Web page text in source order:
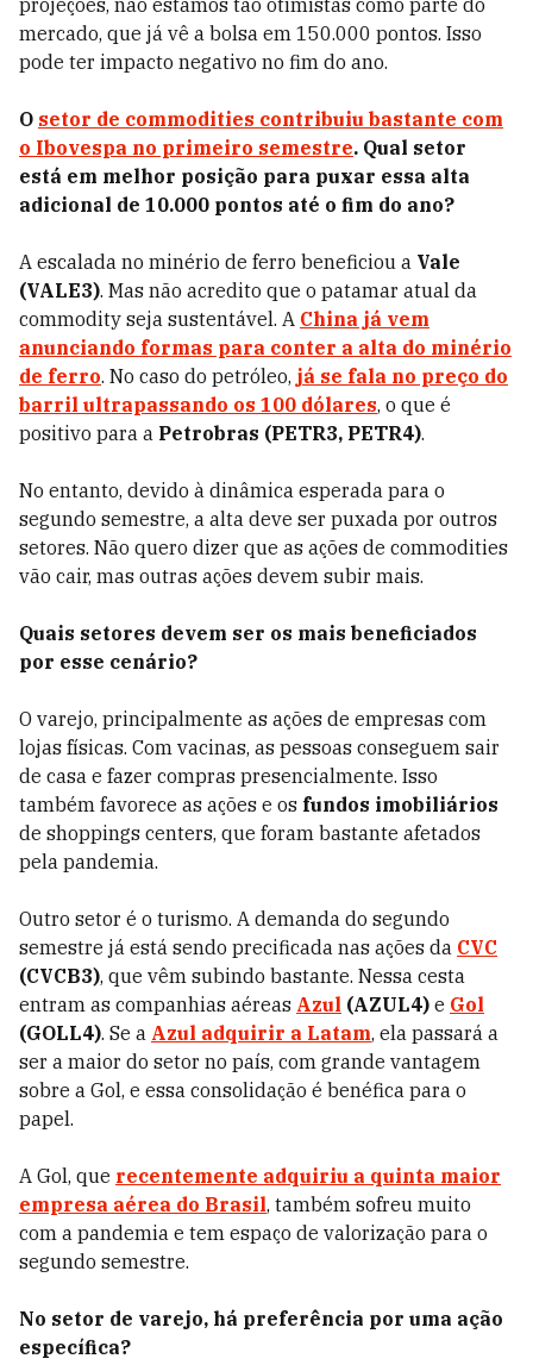
projeções, não estamos tão otimistas como parte do
mercado, que já vê a bolsa em 150.000 pontos. Isso
pode ter impacto negativo no fim do ano.
O setor de commodities contribuiu bastante com
o Ibovespa no primeiro semestre. Qual setor
está em melhor posição para puxar essa alta
adicional de 10.000 pontos até o fim do ano?
A escalada no minério de ferro beneficiou a Vale
(VALE3). Mas não acredito que o patamar atual da
commodity seja sustentável. A China já vem
anunciando formas para conter a alta do minério
de ferro. No caso do petróleo, já se fala no preço do
barril ultrapassando os 100 dólares, o que é
positivo para a Petrobras (PETR3, PETR4).
No entanto, devido à dinâmica esperada para o
segundo semestre, a alta deve ser puxada por outros
setores. Não quero dizer que as ações de commodities
vão cair, mas outras ações devem subir mais.
Quais setores devem ser os mais beneficiados
por esse cenário?
O varejo, principalmente as ações de empresas com
lojas físicas. Com vacinas, as pessoas conseguem sair
de casa e fazer compras presencialmente. Isso
também favorece as ações e os fundos imobiliários
de shoppings centers, que foram bastante afetados
pela pandemia.
Outro setor é o turismo. A demanda do segundo
semestre já está sendo precificada nas ações da CVC
(CVCB3), que vêm subindo bastante. Nessa cesta
entram as companhias aéreas Azul (AZUL4) e Gol
(GOLL4). Se a Azul adquirir a Latam, ela passará a
ser a maior do setor no país, com grande vantagem
sobre a Gol, e essa consolidação é benéfica para o
papel.
A Gol, que recentemente adquiriu a quinta maior
empresa aérea do Brasil, também sofreu muito
com a pandemia e tem espaço de valorização para o
segundo semestre.
No setor de varejo, há preferência por uma ação
específica?